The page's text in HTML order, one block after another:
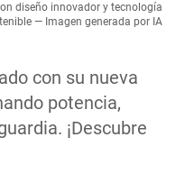
con su nueva
potencia,
¡Descubre
diseño innovador y tecnología
— Imagen generada por IA